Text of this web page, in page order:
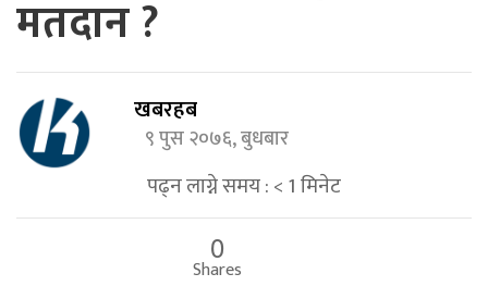
मतदान ?
खबरहब
९ पुस २०७६, बुधबार
पढ्न लाग्ने समय :< 1मिनेट
0
Shares